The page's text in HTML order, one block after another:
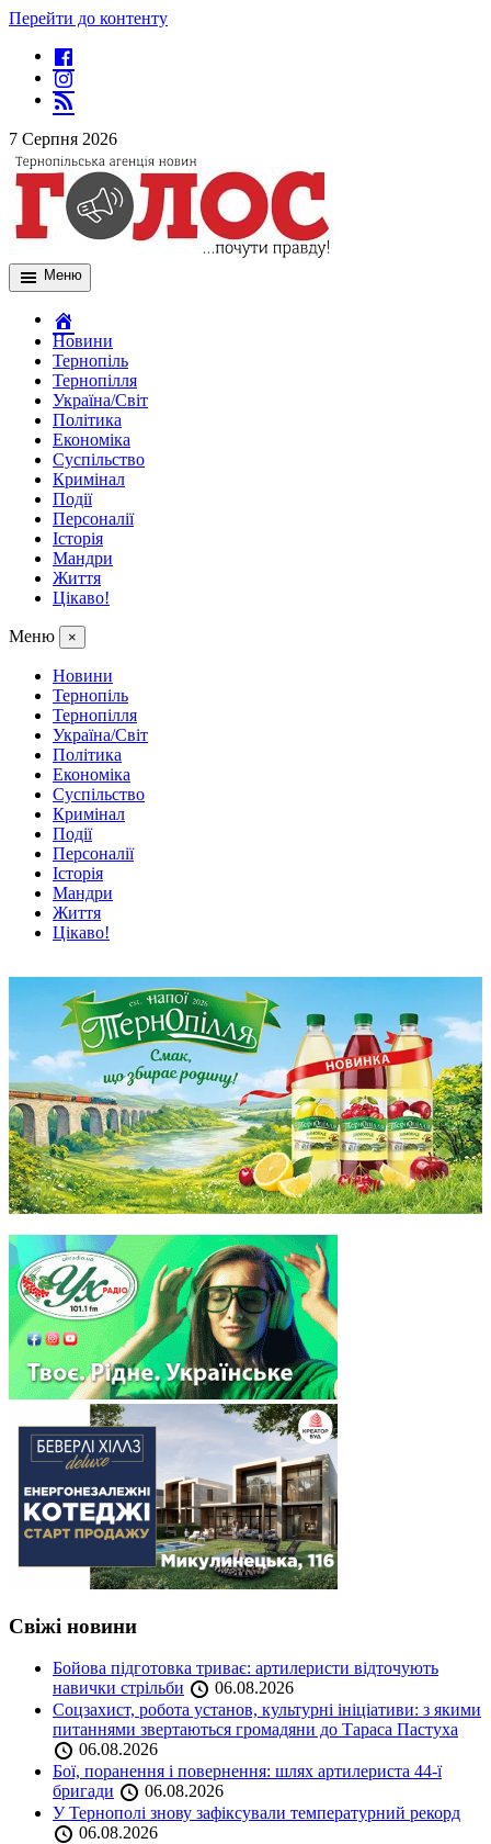
Перейти до контенту
7 Серпня 2026
Меню
Новини
Тернопіль
Тернопілля
Україна/Світ
Політика
Економіка
Суспільство
Кримінал
Події
Персоналії
Історія
Мандри
Життя
Цікаво!
Меню ×
Новини
Тернопіль
Тернопілля
Україна/Світ
Політика
Економіка
Суспільство
Кримінал
Події
Персоналії
Історія
Мандри
Життя
Цікаво!
Свіжі новини
Бойова підготовка триває: артилеристи відточують
навички стрільби
06.08.2026
Соцзахист, робота установ, культурні ініціативи: з якими
питаннями звертаються громадяни до Тараса Пастуха
06.08.2026
Бої, поранення і повернення: шлях артилериста 44-ї
бригади
06.08.2026
У Тернополі знову зафіксували температурний рекорд
06.08.2026